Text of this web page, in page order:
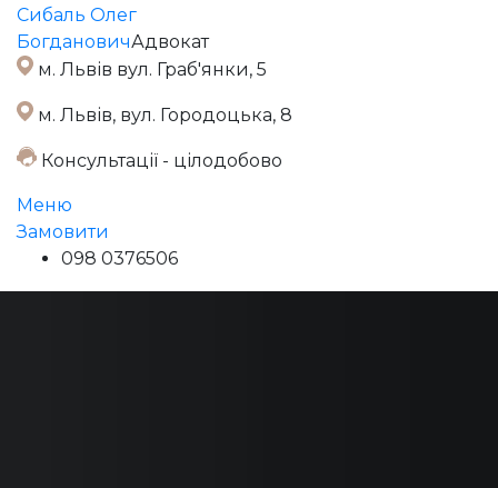
Сибаль Олег
БогдановичАдвокат
м. Львів вул. Граб'янки, 5
м. Львів, вул. Городоцька, 8
Консультації - цілодобово
Меню
Замовити
098 0376506